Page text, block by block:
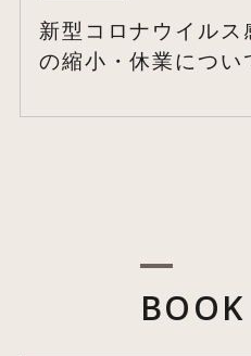
新型コロナウイルス
の縮小・休業につい